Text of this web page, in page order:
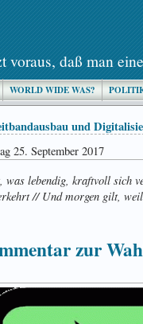
voraus, daß man
WORLD WIDE WAS?
und
25. September 2017
was lebendig, kraftvoll sich
// Und morgen gilt,
zur